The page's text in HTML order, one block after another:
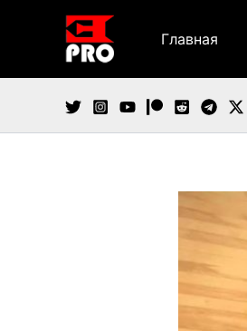
содержимому
Главная